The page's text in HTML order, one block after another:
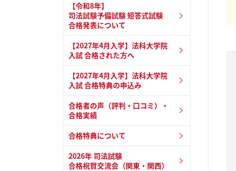
【令和8年】
司法試験予備試験 短答式試験
合格発表について
【2027年4月入学】法科大学院
入試 合格された方へ
【2027年4月入学】法科大学院
入試 合格特典の申込み
合格者の声（評判・口コミ）・
合格実績
合格特典について
2026年 司法試験
合格祝賀交流会（関東・関西）